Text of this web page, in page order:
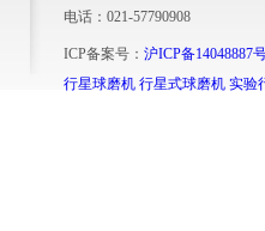
电话：021-57790908
ICP备案号： 沪ICP备14048887
行星球磨机 行星式球磨机 实验